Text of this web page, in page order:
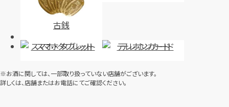
古銭
スマホ・タブレット テレホンカード
※お酒に関しては、一部取り扱っていない店舗がございます。
詳しくは、店舗またはお電話にてご確認ください。